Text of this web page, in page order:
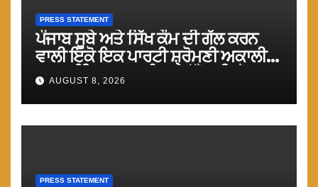
PRESS STATEMENT
ਪੰਜਾਬ ਸੂਬੇ ਅਤੇ ਸਿੱਖ ਕੌਮ ਦੀ ਗੱਲ ਕਰਨ
ਵਾਲੀ ਇਕੋ ਇਕ ਪਾਰਟੀ ਸ਼੍ਰੋਮਣੀ ਅਕਾਲੀ
ਦਲ (ਅੰਮ੍ਰਿਤਸਰ) ਨੂੰ ਹਰ ਪੱਖੋ ਸਹਿਯੋਗ
ਕੀਤਾ ਜਾਵੇ : ਮਾਨ
AUGUST 8, 2026
PRESS STATEMENT